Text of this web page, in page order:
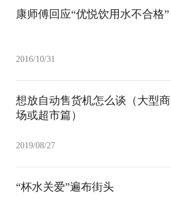
康师傅回应“优悦饮用水不合格”
2016/10/31
想放自动售货机怎么谈（大型商
场或超市篇）
2019/08/27
“杯水关爱”遍布街头